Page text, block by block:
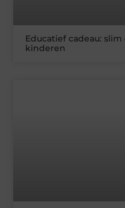
Educatief cadeau:
kinderen